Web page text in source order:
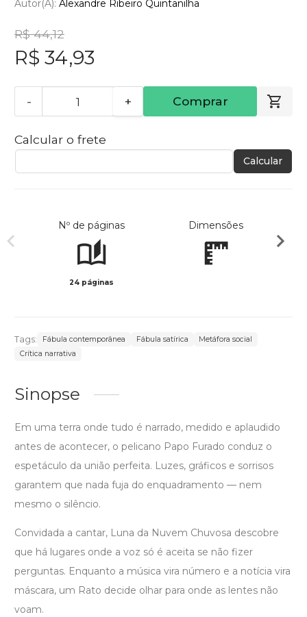
Autor(a): Alexandre Ribeiro Quintanilha
R$ 44,12
R$ 34,93
- + Comprar
Calcular o frete
Calcular
Nº de páginas
24 páginas
Dimensões
Tags: Fábula contemporânea Fábula satírica
Metáfora social
Crítica narrativa
Sinopse
Em uma terra onde tudo é narrado, medido e aplaudido
antes de acontecer, o pelicano Papo Furado conduz o
espetáculo da união perfeita. Luzes, gráficos e sorrisos
garantem que nada fuja do enquadramento — nem
mesmo o silêncio.
Convidada a cantar, Luna da Nuvem Chuvosa descobre
que há lugares onde a voz só é aceita se não fizer
perguntas. Enquanto a música vira número e a notícia vira
máscara, um Rato decide olhar para onde as lentes não
voam.